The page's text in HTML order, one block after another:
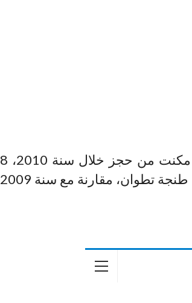
وأشار نفس المصدر، أن تكثيف الوحدات المتنقلة مكنت من حجز خلال سنة 2010، 8
طن من المخدرات، بعدد من المناطق التابعة لولاية طنجة تطوان، مقارنة مع سنة 2009